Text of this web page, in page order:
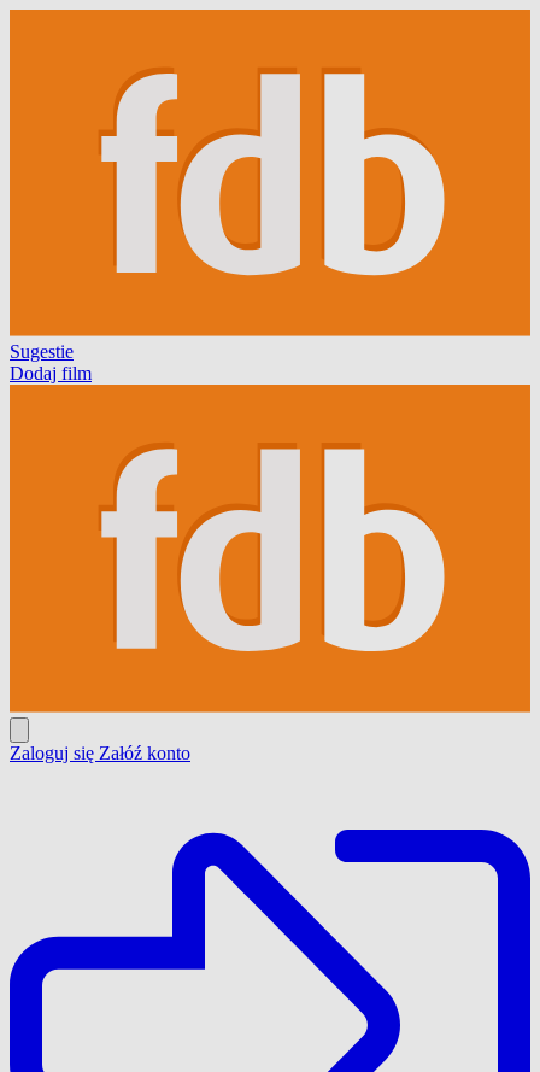
Sugestie
Dodaj film
Zaloguj się Załóź konto